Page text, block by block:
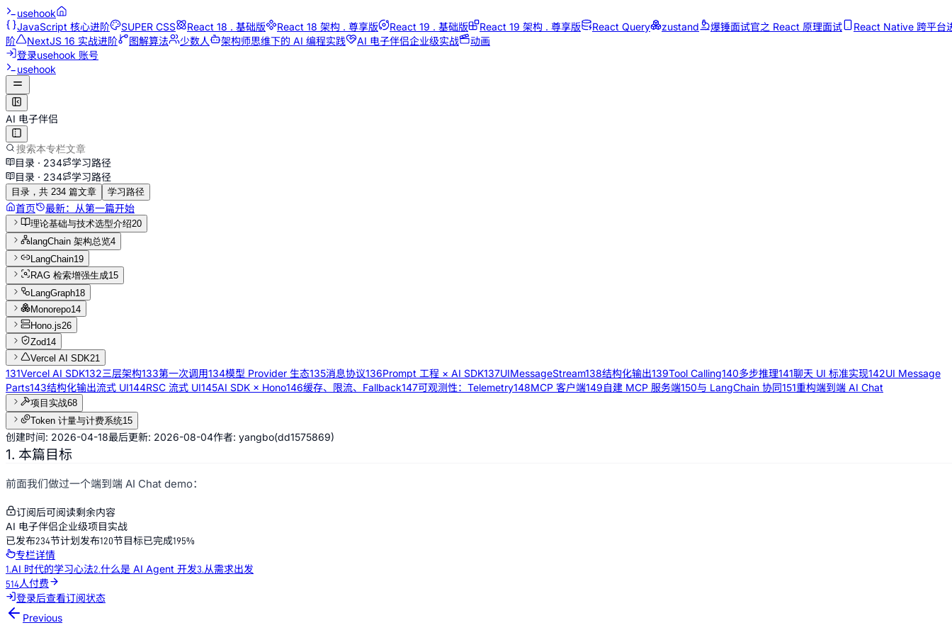
usehook
JavaScript 核心进阶
SUPER CSS React 18 . 基础版 React 18 架构 . 尊享版 React 19 . 基础版 React 19 架构 . 尊享版 React Query zustand 爆锤面试官之 React 原理面试
React Native 跨平台
阶
NextJS 16 实战进阶 图解算法 少数人 架构师思维下的 AI 编程实践 AI 电子伴侣企业级实战
动画
登录usehook 账号
usehook
AI 电子伴侣
目录 · 234
学习路径
目录 · 234 学习路径
目录，共 234 篇文章 学习路径
首页 最新： 从第一篇开始
理论基础与技术选型介绍20
langChain 架构总览4
LangChain19
RAG 检索增强生成15
LangGraph18
Monorepo14
Hono.js26
Zod14
Vercel AI SDK21
131Vercel AI SDK132三层架构133第一次调用134模型 Provider 生态135消息协议136Prompt 工程 × AI SDK137UIMessageStream138结构化输出139Tool Calling140多步推理141聊天 UI 标准实现142UI Message
Parts143结构化输出流式 UI144RSC 流式 UI145AI SDK × Hono146缓存、限流、Fallback147可观测性：Telemetry148MCP 客户端149自建 MCP 服务端150与 LangChain 协同151重构端到端 AI Chat
项目实战68
Token 计量与计费系统15
创建时间: 2026-04-18最后更新: 2026-08-04作者: yangbo(dd1575869)
1. 本篇目标
前面我们做过一个端到端 AI Chat demo：
订阅后可阅读剩余内容
AI 电子伴侣企业级项目实战
已发布234节计划发布120节目标已完成195%
专栏详情
1.AI 时代的学习心法2.什么是 AI Agent 开发3.从需求出发
0
1
2
3
4
5
6
8
0
1
2
3
4
0
1
2
3
4
5
6
7
人付费
登录后查看订阅状态
Previous